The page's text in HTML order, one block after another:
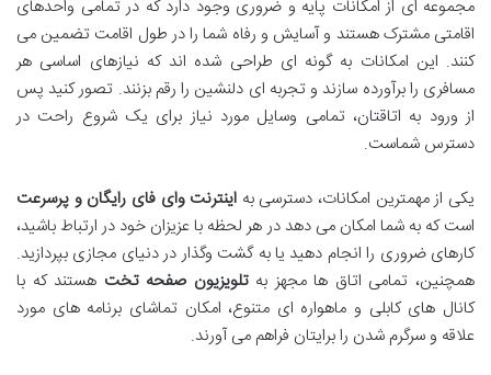
مجموعه ای از امکانات پایه و ضروری وجود دارد که در تمامی واحدهای
اقامتی مشترک هستند و آسایش و رفاه شما را در طول اقامت تضمین می
کنند. این امکانات به گونه ای طراحی شده اند که نیازهای اساسی هر
مسافری را برآورده سازند و تجربه ای دلنشین را رقم بزنند. تصور کنید پس
از ورود به اتاقتان، تمامی وسایل مورد نیاز برای یک شروع راحت در
دسترس شماست.
یکی از مهمترین امکانات، دسترسی به اینترنت وای فای رایگان و پرسرعت
است که به شما امکان می دهد در هر لحظه با عزیزان خود در ارتباط باشید،
کارهای ضروری را انجام دهید یا به گشت وگذار در دنیای مجازی بپردازید.
همچنین، تمامی اتاق ها مجهز بهتلویزیون صفحه تخت هستند که با
کانال های کابلی و ماهواره ای متنوع، امکان تماشای برنامه های مورد
علاقه و سرگرم شدن را برایتان فراهم می آورند.